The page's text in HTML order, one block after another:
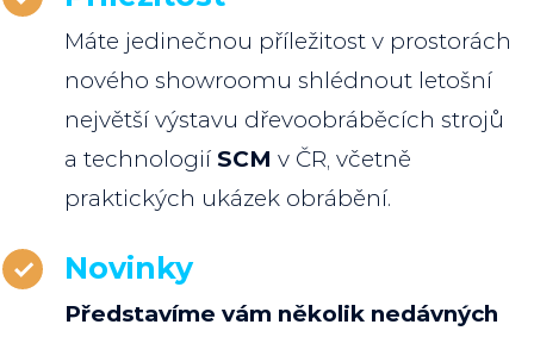
Máte jedinečnou příležitost v prostorách
nového showroomu shlédnout letošní
největší výstavu dřevoobráběcích strojů
a technologií SCM v ČR, včetně
praktických ukázek obrábění.
Novinky
Představíme vám několik nedávných